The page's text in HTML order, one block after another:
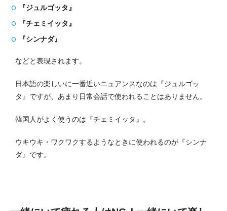
『ジュルゴッタ』
『チェミイッタ』
『シンナダ』
などと表現されます。
日本語の楽しいに一番近いニュアンスなのは『ジュルゴッ
タ』ですが、あまり日常会話で使われることはありません。
韓国人がよく使うのは『チェミイッタ』。
ウキウキ・ワクワクするようなときに使われるのが『シンナ
ダ』です。